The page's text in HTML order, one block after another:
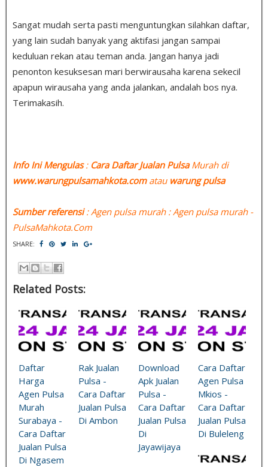
Sangat mudah serta pasti menguntungkan silahkan daftar,
yang lain sudah banyak yang aktifasi jangan sampai
keduluan rekan atau teman anda. Jangan hanya jadi
penonton kesuksesan mari berwirausaha karena sekecil
apapun wirausaha yang anda jalankan, andalah bos nya.
Terimakasih.
Info Ini Mengulas: Cara Daftar Jualan PulsaMurah di
www.warungpulsamahkota.comatau warung pulsa
Sumber referensi: Agen pulsa murah : Agen pulsa murah -
PulsaMahkota.Com
SHARE:
Related Posts:
Daftar
Harga
Agen Pulsa
Murah
Surabaya -
Cara Daftar
Jualan Pulsa
Di Ngasem
Rak Jualan
Pulsa -
Cara Daftar
Jualan Pulsa
Di Ambon
Download
Apk Jualan
Pulsa -
Cara Daftar
Jualan Pulsa
Di
Jayawijaya
Cara Daftar
Agen Pulsa
Mkios -
Cara Daftar
Jualan Pulsa
Di Buleleng